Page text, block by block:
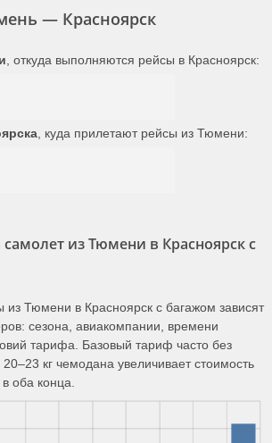
— Красноярск
, откуда выполняются рейсы в Красноярск:
, куда прилетают рейсы из Тюмени:
из Тюмени в Красноярск с
Тюмени в Красноярск с багажом зависят
сезона, авиакомпании, времени
тарифа. Базовый тариф часто без
кг чемодана увеличивает стоимость
оба конца.